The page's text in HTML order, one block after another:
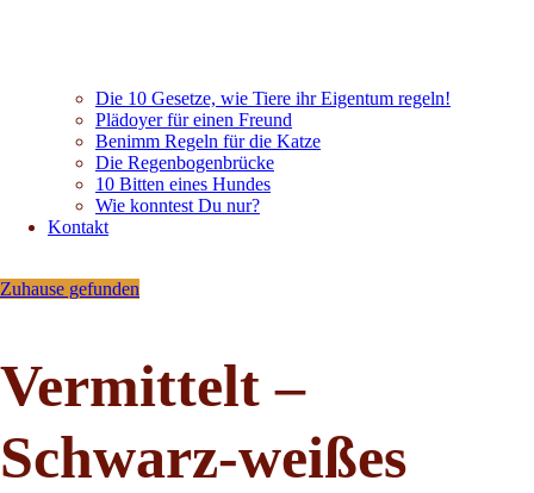
Die 10 Gesetze, wie Tiere ihr Eigentum regeln!
Plädoyer für einen Freund
Benimm Regeln für die Katze
Die Regenbogenbrücke
10 Bitten eines Hundes
Wie konntest Du nur?
Kontakt
Zuhause gefunden
Vermittelt –
Schwarz-weißes